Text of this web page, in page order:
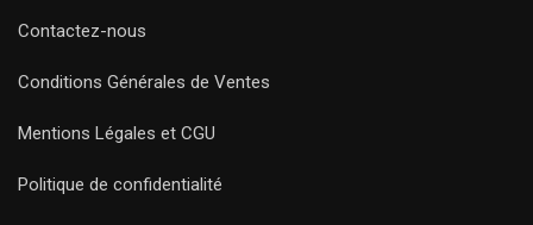
Contactez-nous
Conditions Générales de Ventes
Mentions Légales et CGU
Politique de confidentialité